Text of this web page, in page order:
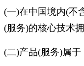
(一)在中国境内(不
(服务)的核心技术
(二)产品(服务)属